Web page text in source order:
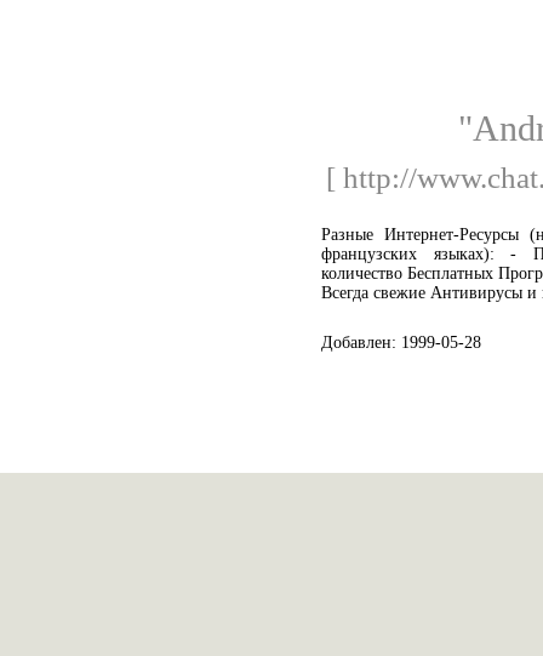
[ http://
Разные Интернет-Ресурсы
французских языках): -
количество Бесплатных
Всегда свежие Антивирусы
Добавлен: 1999-05-28